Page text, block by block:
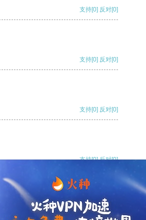
支持[0] 反对[0]
支持[0] 反对[0]
支持[0] 反对[0]
支持[0] 反对[0]
支持[0] 反对